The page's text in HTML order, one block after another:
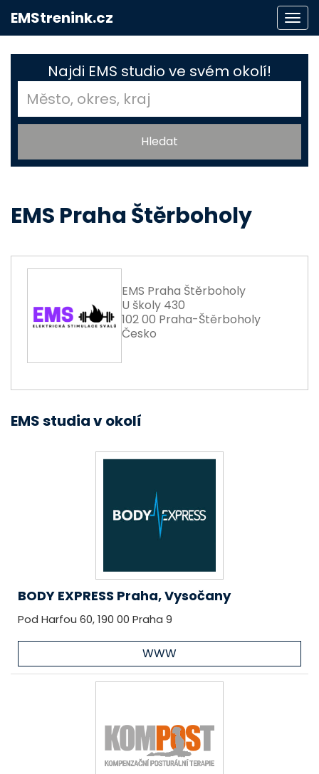
EMStrenink.cz
Najdi EMS studio ve svém okolí!
EMS Praha Štěrboholy
EMS Praha Štěrboholy
U školy 430
102 00 Praha-Štěrboholy
Česko
EMS studia v okolí
BODY EXPRESS Praha, Vysočany
Pod Harfou 60, 190 00 Praha 9
WWW